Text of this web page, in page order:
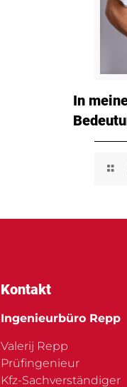
In
Kontakt
Ingenieurbüro Repp
Valerij Repp
Prüfingenieur
Kfz-Sachverständiger